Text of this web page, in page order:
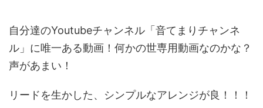
自分達のYoutubeチャンネル「音てまりチャンネ
ル」に唯一ある動画！何かの世専用動画なのかな？
声があまい！
リードを生かした、シンプルなアレンジが良！！！